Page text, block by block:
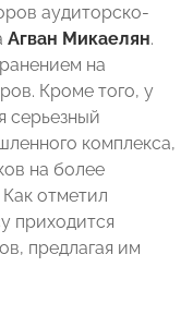
аудиторско-
Агван Микаелян.
на
Кроме того, у
серьезный
комплекса,
на более
отметил
приходится
предлагая им